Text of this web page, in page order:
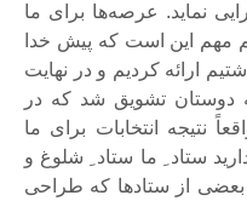
نماید. عرصه‌ها برای ما
مهم این است که پیش خدا
ارائه کردیم و در نهایت
دوستان تشویق شد که در
نتیجه انتخابات برای ما
ستاد ِ ما ستاد ِ شلوغ و
از ستادها که طراحی